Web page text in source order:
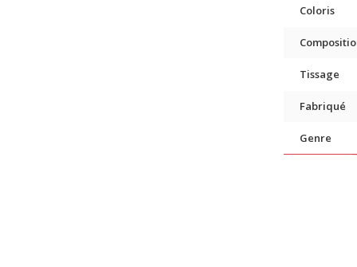
Coloris
Tissage
Fabriqué
Genre